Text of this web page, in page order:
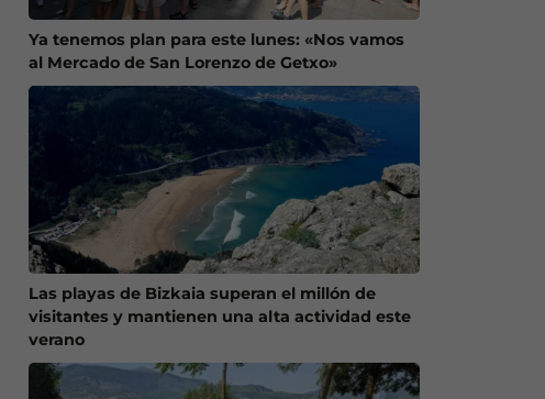
Ya tenemos plan para este lunes: «Nos vamos
al Mercado de San Lorenzo de Getxo»
Las playas de Bizkaia superan el millón de
visitantes y mantienen una alta actividad este
verano